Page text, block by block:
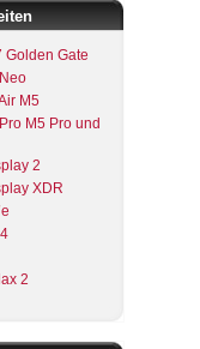
Golden Gate
M5
M5 Pro und
2
XDR
2